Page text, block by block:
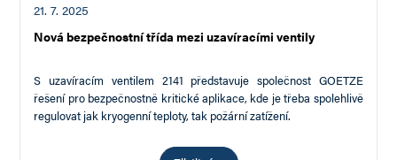
21. 7. 2025
Nová bezpečnostní třída mezi uzavíracími ventily
S uzavíracím ventilem 2141 představuje společnost GOETZE
řešení pro bezpečnostně kritické aplikace, kde je třeba spolehlivě
regulovat jak kryogenní teploty, tak požární zatížení.